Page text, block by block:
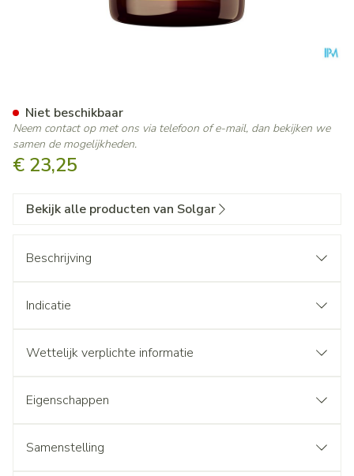
€ 23,25
Niet beschikbaar
Neem contact op met ons via telefoon of e-mail, dan bekijken we
samen de mogelijkheden.
Bekijk alle producten van Solgar
Beschrijving
Indicatie
Wettelijk verplichte informatie
Eigenschappen
Samenstelling